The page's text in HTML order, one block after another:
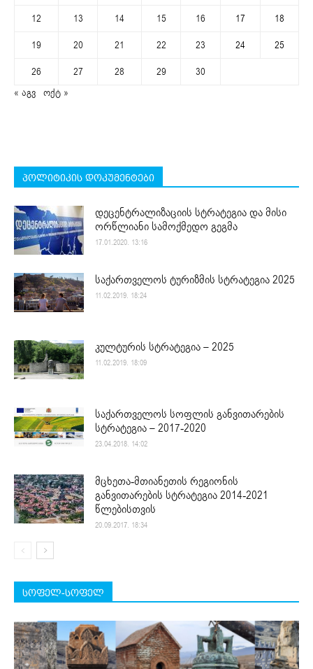
12
13 14 15 16 17
18
19
20 21 22 23 24
25
26
27 28 29
30
« აგვ ოქტ »
პოლიტიკის დოკუმენტები
დეცენტრალიზაციის სტრატეგია და მისი
ორწლიანი სამოქმედო გეგმა
17.01.2020. 13:16
საქართველოს ტურიზმის სტრატეგია 2025
11.02.2019. 18:24
კულტურის სტრატეგია – 2025
11.02.2019. 18:09
საქართველოს სოფლის განვითარების
სტრატეგია – 2017-2020
23.04.2018. 14:02
მცხეთა-მთიანეთის რეგიონის
განვითარების სტრატეგია 2014-2021
წლებისთვის
20.09.2017. 18:34
სოფელ-სოფელ